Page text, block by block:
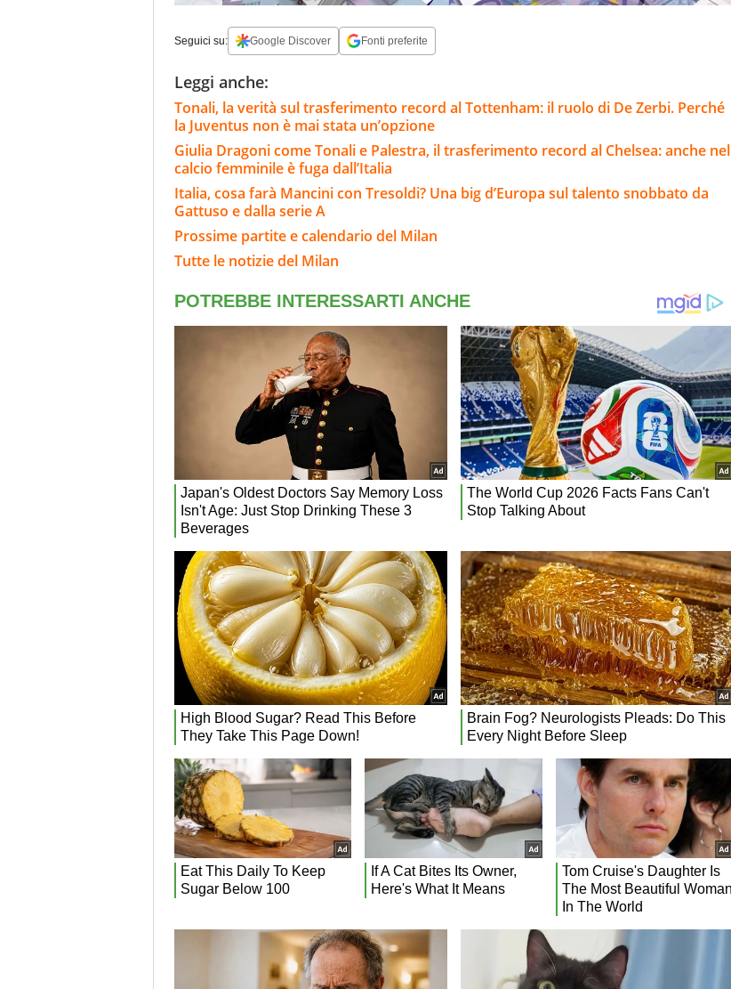
Seguici su: Google Discover Fonti preferite
Leggi anche:
Tonali, la verità sul trasferimento record al Tottenham: il ruolo di De Zerbi. Perché
la Juventus non è mai stata un’opzione
Giulia Dragoni come Tonali e Palestra, il trasferimento record al Chelsea: anche nel
calcio femminile è fuga dall’Italia
Italia, cosa farà Mancini con Tresoldi? Una big d’Europa sul talento snobbato da
Gattuso e dalla serie A
Prossime partite e calendario del Milan
Tutte le notizie del Milan